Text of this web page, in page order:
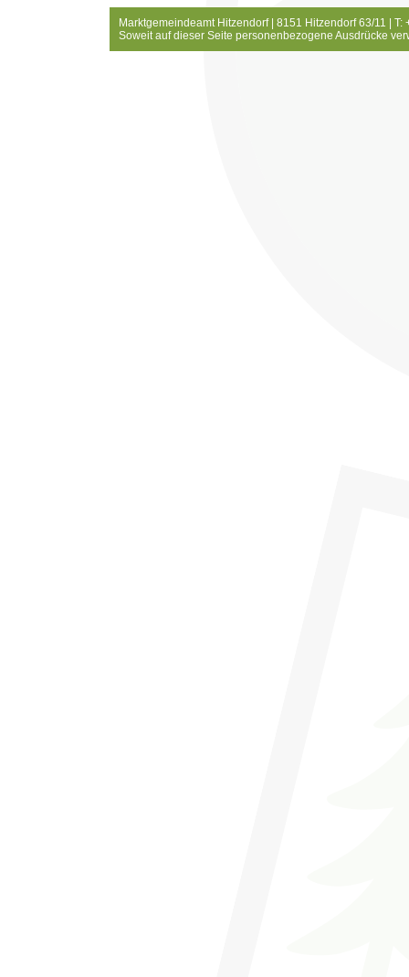
Marktgemeindeamt Hitzendorf | 8151 Hitzendorf 63/11 |
Soweit auf dieser Seite personenbezogene Ausdrücke